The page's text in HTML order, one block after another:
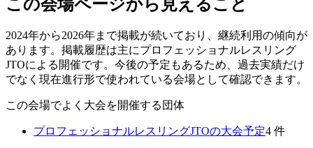
この会場ページから見えること
2024年から2026年まで掲載が続いており、継続利用の傾向が
あります。掲載履歴は主にプロフェッショナルレスリング
JTOによる開催です。今後の予定もあるため、過去実績だけ
でなく現在進行形で使われている会場として確認できます。
この会場でよく大会を開催する団体
プロフェッショナルレスリングJTOの大会予定4 件